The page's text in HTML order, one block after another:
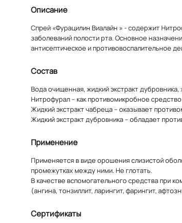
Описание
Спрей «Фурацилин Виалайн » - содержит
заболеваний полости рта. Основное
антисептическое и противовоспалительное
Состав
Вода очищенная, жидкий экстракт
Нитрофурал – как противомикробное
Жидкий экстракт чабреца – оказывает
Жидкий экстракт дубровника – обладает
Применение
Применяется в виде орошения слизистой
промежутках между ними. Не глотать.
В качестве вспомогательного средства при
(ангина, тонзиллит, ларингит, фарингит,
Сертификаты